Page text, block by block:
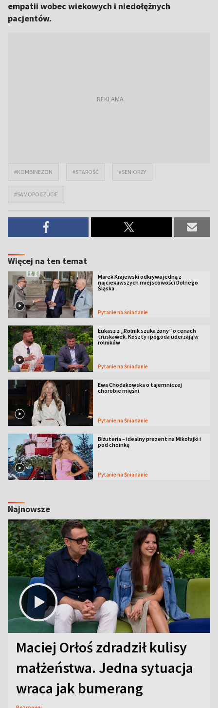
empatii wobec wiekowych i niedołężnych
pacjentów.
#KOMBINEZON #STAROŚĆ #SENIORZY
#SAMOPOCZUCIE
Więcej na ten temat
Marek Krajewski odkrywa jedną z
najciekawszych miejscowości Dolnego
Śląska
Pytanie na Śniadanie
Łukasz z „Rolnik szuka żony” o cenach
truskawek. Koszty i pogoda uderzają w
rolników
Pytanie na Śniadanie
Ewa Chodakowska o tajemniczej
chorobie mięśni
Pytanie na Śniadanie
Biżuteria – idealny prezent na Mikołajki i
pod choinkę
Pytanie na Śniadanie
Najnowsze
Maciej Orłoś zdradził kulisy
małżeństwa. Jedna sytuacja
wraca jak bumerang